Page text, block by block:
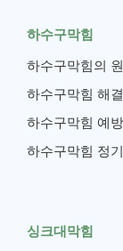
하수구막힘
하수구막힘의
하수구막힘 해
하수구막힘 예방
하수구막힘 정
싱크대막힘